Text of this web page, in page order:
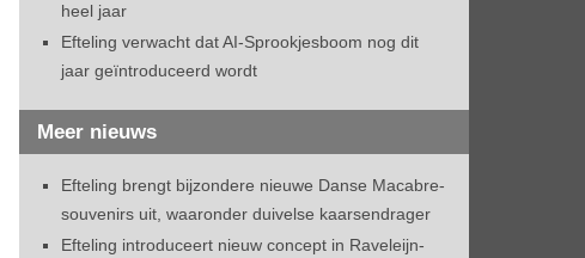
heel jaar
Efteling verwacht dat AI-Sprookjesboom nog dit
jaar geïntroduceerd wordt
Meer nieuws
Efteling brengt bijzondere nieuwe Danse Macabre-
souvenirs uit, waaronder duivelse kaarsendrager
Efteling introduceert nieuw concept in Raveleijn-